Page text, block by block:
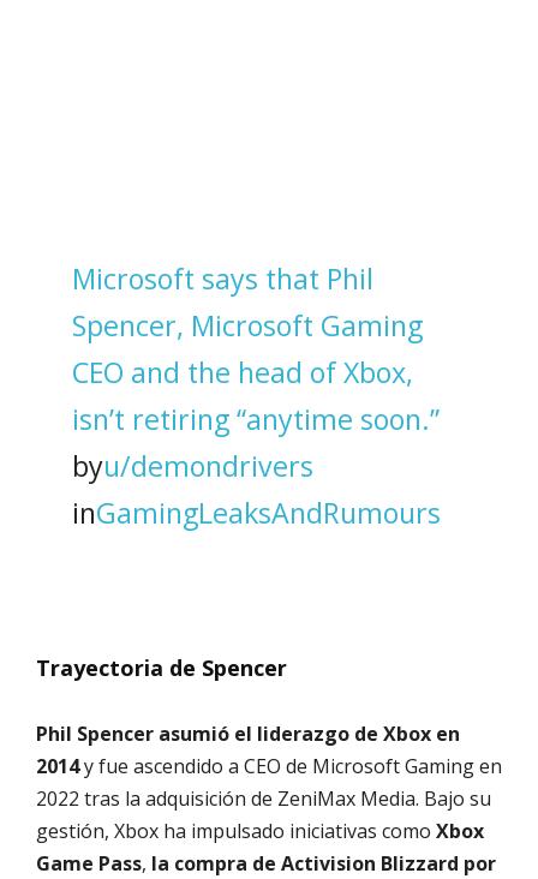
Microsoft says that Phil
Spencer, Microsoft Gaming
CEO and the head of Xbox,
isn’t retiring “anytime soon.”
byu/demondrivers
inGamingLeaksAndRumours
Trayectoria de Spencer
Phil Spencer asumió el liderazgo de Xbox en
2014y fue ascendido a CEO de Microsoft Gaming en
2022 tras la adquisición de ZeniMax Media. Bajo su
gestión, Xbox ha impulsado iniciativas como Xbox
Game Pass, la compra de Activision Blizzard por